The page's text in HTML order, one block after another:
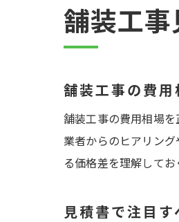
舗装工
舗装工事の費
舗装工事の費用相場
業者からのヒアリン
る価格差を理解して
見積書で注目